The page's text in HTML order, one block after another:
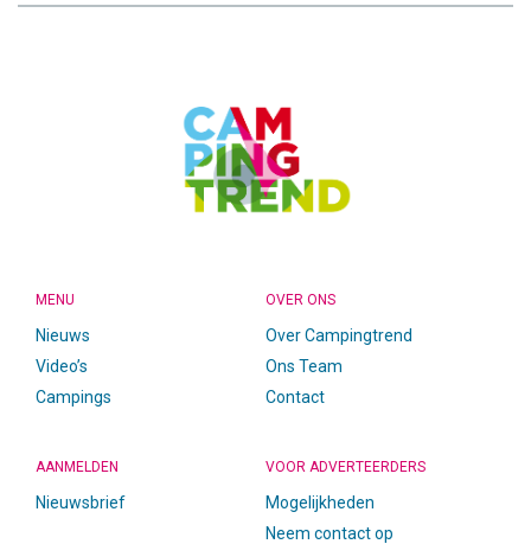
MENU
Nieuws
Video’s
Campings
OVER ONS
Over Campingtrend
Ons Team
Contact
AANMELDEN
Nieuwsbrief
VOOR ADVERTEERDERS
Mogelijkheden
Neem contact op